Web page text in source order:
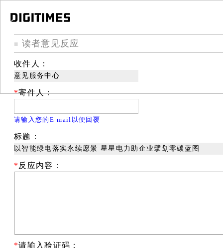
■ 读者意见反应
收件人：
意见服务中心
*寄件人：
请输入您的E-mail以便回覆
标题：
以智能绿电落实永续愿景 星星电力助企业擘划零碳蓝图
* 反应内容：
*请输入验证码：